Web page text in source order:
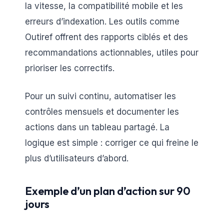
la vitesse, la compatibilité mobile et les
erreurs d’indexation. Les outils comme
Outiref offrent des rapports ciblés et des
recommandations actionnables, utiles pour
prioriser les correctifs.
Pour un suivi continu, automatiser les
contrôles mensuels et documenter les
actions dans un tableau partagé. La
logique est simple : corriger ce qui freine le
plus d’utilisateurs d’abord.
Exemple d’un plan d’action sur 90
jours